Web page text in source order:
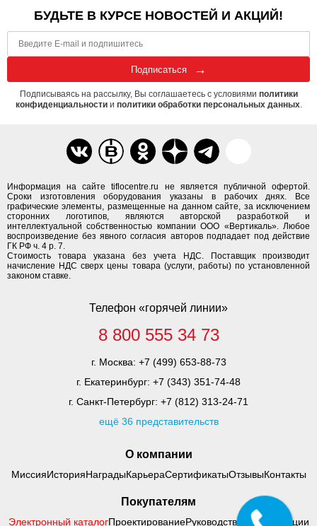
О компании
МиссияИсторияНаградыКарьераСертификатыОтзывыКонтакты
Информация на сайте tiflocentre.ru не является публичной офертой.
Сроки изготовления оборудования указаны в рабочих днях. Все
графические элементы, размещенные на данном сайте, за исключением
сторонних логотипов, являются авторской разработкой и
интеллектуальной собственностью компании ООО «Вертикаль». Любое
воспроизведение без явного согласия авторов подпадает под действие
ГК РФ ч. 4 р. 7.
Стоимость товара указана без учета НДС. Поставщик производит
начисление НДС сверх цены товара (услуги, работы) по установленной
законом ставке.
Покупателям
Электронный каталогПроектированиеРуководства по адаптации
Телефон «горячей линии»
8 800 555 34 73
г. Москва: +7 (499) 653-88-73
г. Екатеринбург: +7 (343) 351-74-48
г. Санкт-Петербург: +7 (812) 313-24-71
ещё 36 представительств
БУДЬТЕ В КУРСЕ НОВОСТЕЙ И АКЦИЙ!
Подписаться
Подписываясь на рассылку, Вы соглашаетесь с условиями политики
конфиденциальностии политики обработки персональных данных.